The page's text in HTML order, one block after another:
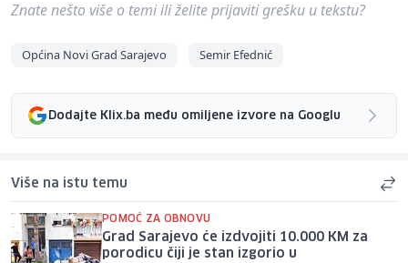
Znate nešto više o temi ili želite prijaviti grešku u tekstu?
Općina Novi Grad Sarajevo Semir Efednić
Dodajte Klix.ba među omiljene izvore na Googlu
Više na istu temu
POMOĆ ZA OBNOVU
Grad Sarajevo će izdvojiti 10.000 KM za
porodicu čiji je stan izgorio u